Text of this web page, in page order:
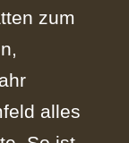
zum
alles